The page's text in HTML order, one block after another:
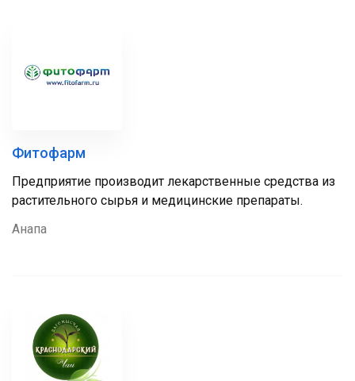
Фитофарм
Предприятие производит лекарственные средства из
растительного сырья и медицинские препараты.
Анапа